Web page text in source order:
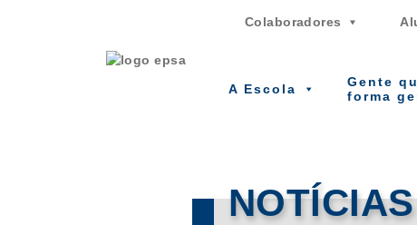
A Escola
Gente
forma
Colaboradores
NOTÍCIAS